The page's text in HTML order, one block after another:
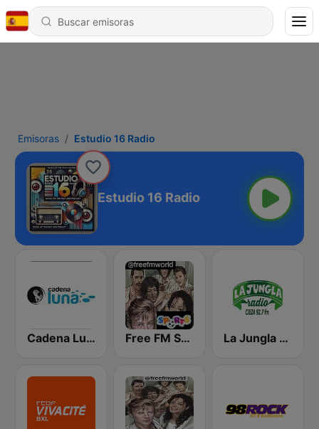
Emisoras Estudio 16 Radio
Estudio 16 Radio
Cadena Luna Free FM Sports La Jungla Radio Cieza